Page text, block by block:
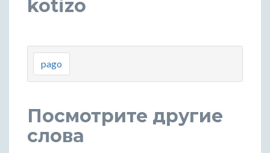
kotizo
pago
Посмотрите другие
слова